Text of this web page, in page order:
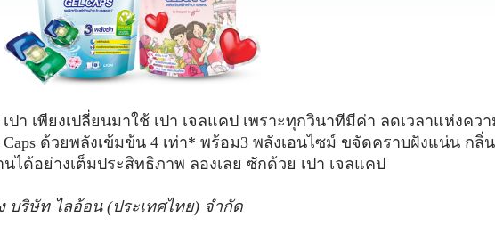
า เพียงเปลี่ยนมาใช้ เปา เจลแคป เพราะทุกวินาทีมีค่า ลดเวลาแห่งควา
Caps ด้วยพลังเข้มข้น 4 เท่า* พร้อม3 พลังเอนไซม์ ขจัดคราบฝังแน่น ​ก
ด้อย่างเต็มประสิทธิภาพ ลองเลย ซักด้วย เปา เจลแคป​
ริษัท ไลอ้อน (ประเทศไทย) จำกัด